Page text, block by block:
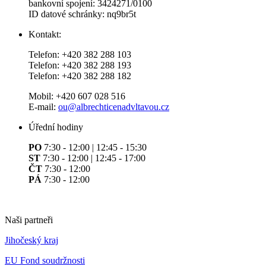
bankovní spojení: 3424271/0100
ID datové schránky: nq9br5t
Kontakt:
Telefon: +420 382 288 103
Telefon: +420 382 288 193
Telefon: +420 382 288 182
Mobil: +420 607 028 516
E-mail: ou@albrechticenadvltavou.cz
Úřední hodiny
PO 7:30 - 12:00 | 12:45 - 15:30
ST 7:30 - 12:00 | 12:45 - 17:00
ČT 7:30 - 12:00
PÁ 7:30 - 12:00
Naši partneři
Jihočeský kraj
EU Fond soudržnosti